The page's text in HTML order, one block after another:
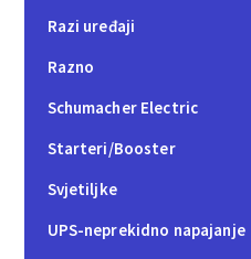
Razi uređaji
Razno
Schumacher Electric
Starteri/Booster
Svjetiljke
UPS-neprekidno napajanje